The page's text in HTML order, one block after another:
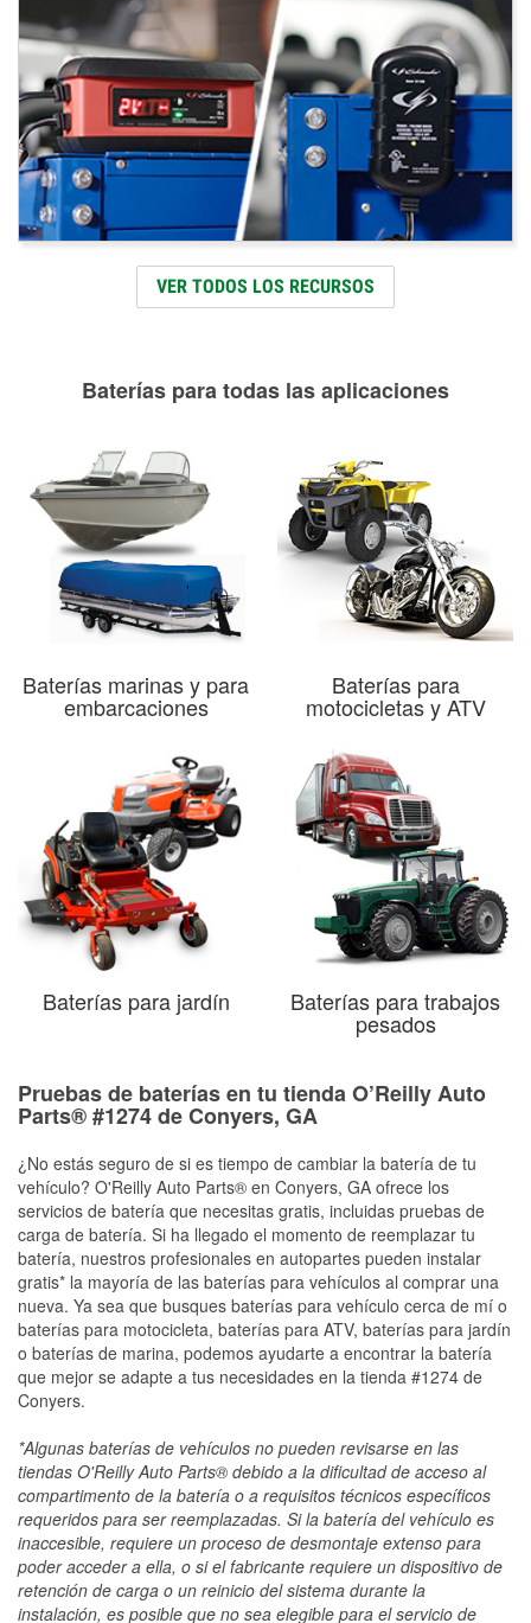
VER TODOS LOS RECURSOS
Baterías para todas las aplicaciones
Baterías marinas y para
embarcaciones
Baterías para
motocicletas y ATV
Baterías para jardín Baterías para trabajos
pesados
Pruebas de baterías en tu tienda O’Reilly Auto
Parts® #1274 de Conyers, GA
¿No estás seguro de si es tiempo de cambiar la batería de tu
vehículo? O'Reilly Auto Parts® en Conyers, GA ofrece los
servicios de batería que necesitas gratis, incluidas pruebas de
carga de batería. Si ha llegado el momento de reemplazar tu
batería, nuestros profesionales en autopartes pueden instalar
gratis* la mayoría de las baterías para vehículos al comprar una
nueva. Ya sea que busques baterías para vehículo cerca de mí o
baterías para motocicleta, baterías para ATV, baterías para jardín
o baterías de marina, podemos ayudarte a encontrar la batería
que mejor se adapte a tus necesidades en la tienda #1274 de
Conyers.
*Algunas baterías de vehículos no pueden revisarse en las
tiendas O'Reilly Auto Parts® debido a la dificultad de acceso al
compartimento de la batería o a requisitos técnicos específicos
requeridos para ser reemplazadas. Si la batería del vehículo es
inaccesible, requiere un proceso de desmontaje extenso para
poder acceder a ella, o si el fabricante requiere un dispositivo de
retención de carga o un reinicio del sistema durante la
instalación, es posible que no sea elegible para el servicio de